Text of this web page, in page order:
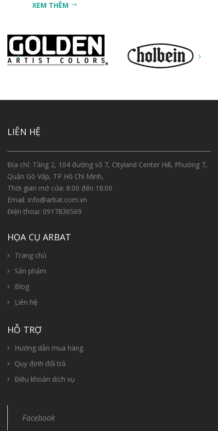
XEM THÊM
LIÊN HỆ
Địa chỉ: Tầng 2, 104 đường số 7, Cityland Center Hill, Phường 7,
Quận Gò Vấp, TP Hồ Chí Minh,
Thời gian mở cửa: 8:00 đến 18:00
Email: info@arbat.com.vn
Điện thoại: 0917836569
HỌA CỤ ARBAT
Trang chủ
Sản phẩm
Blog
Liên hệ
HỖ TRỢ
Hướng dẫn mua hàng
Quy định đổi trả
Điều khoản dịch vụ
Facebook